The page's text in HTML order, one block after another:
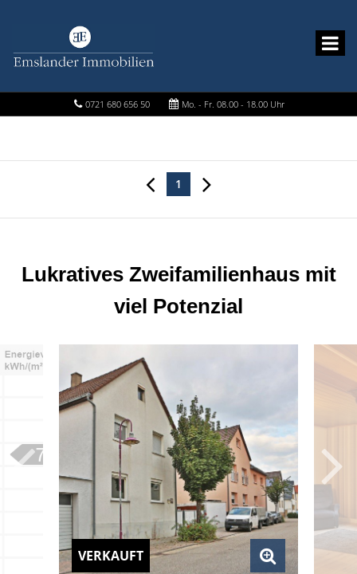
0721 680 656 50 Mo. - Fr. 08.00 - 18.00 Uhr
1
Lukratives Zweifamilienhaus mit
viel Potenzial
VERKAUFT